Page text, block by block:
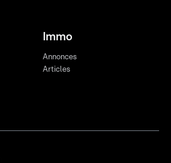
Immo
Annonces
Articles